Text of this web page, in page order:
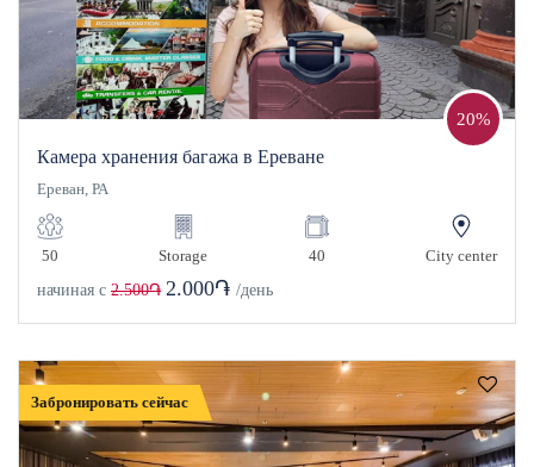
Камера хранения багажа в Ереване
20%
Ереван, РА
50 Storage 40
City center
начиная с 2.500֏ 2.000֏ /день
Забронировать сейчас